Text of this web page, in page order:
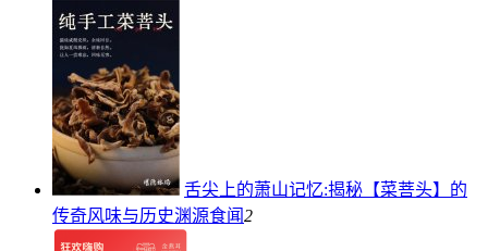
舌尖上的萧山记忆:揭秘【菜菩头】的
传奇风味与历史渊源食闻2